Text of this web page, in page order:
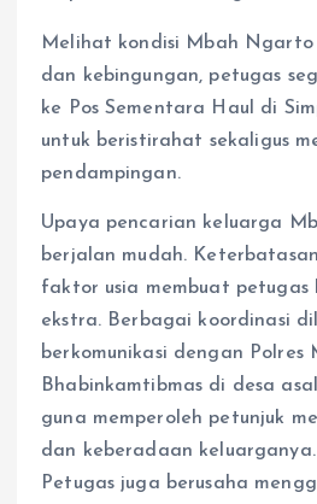
Melihat kondisi Mbah
dan kebingungan, petugas
ke Pos Sementara Haul di
untuk beristirahat sekaligus
pendampingan.
Upaya pencarian keluarga
berjalan mudah.
faktor usia membuat petugas
ekstra. Berbagai koordinasi
berkomunikasi dengan Polres
Bhabinkamtibmas di desa
guna memperoleh petunjuk
dan keberadaan keluarganya.
Petugas juga berusaha